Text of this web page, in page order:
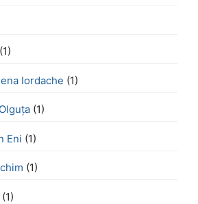
(1)
Iordache (1)
(1)
Eni (1)
(1)
(1)